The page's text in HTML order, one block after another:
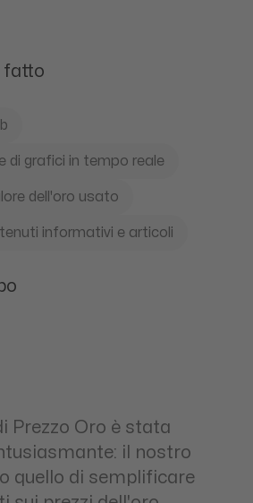
fatto
di grafici in tempo reale
dell'oro usato
informativi e articoli
Prezzo Oro è stata
il nostro
quello di semplificare